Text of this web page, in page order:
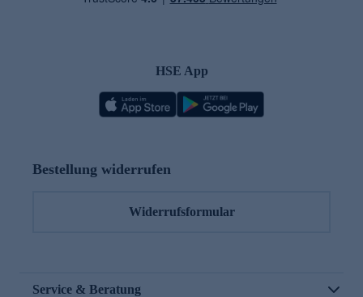
HSE App
Bestellung widerrufen
Widerrufsformular
Service & Beratung